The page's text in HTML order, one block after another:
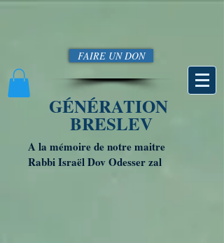
FAIRE UN DON
GÉNÉRATION
BRESLEV
A la mémoire de notre maitre
Rabbi Israël Dov Odesser zal